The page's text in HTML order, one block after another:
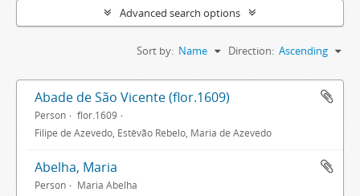
Advanced search options
Sort by: Name Direction: Ascending
Abade de São Vicente (flor.1609)
Person
flor.1609
Filipe de Azevedo, Estêvão Rebelo, Maria de Azevedo
Abelha, Maria
Person Maria Abelha